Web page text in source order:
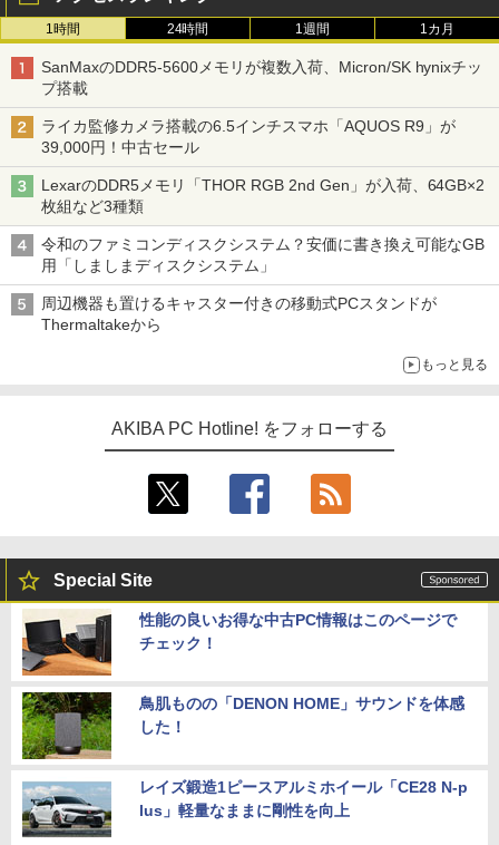
1時間 24時間 1週間 1カ月
SanMaxのDDR5-5600メモリが複数入荷、Micron/SK hynixチッ
プ搭載
ライカ監修カメラ搭載の6.5インチスマホ「AQUOS R9」が
39,000円！中古セール
LexarのDDR5メモリ「THOR RGB 2nd Gen」が入荷、64GB×2
枚組など3種類
令和のファミコンディスクシステム？安価に書き換え可能なGB
用「しましまディスクシステム」
周辺機器も置けるキャスター付きの移動式PCスタンドが
Thermaltakeから
もっと見る
AKIBA PC Hotline! をフォローする
Special Site
性能の良いお得な中古PC情報はこのページで
チェック！
鳥肌ものの「DENON HOME」サウンドを体感
した！
レイズ鍛造1ピースアルミホイール「CE28 N-p
lus」軽量なままに剛性を向上